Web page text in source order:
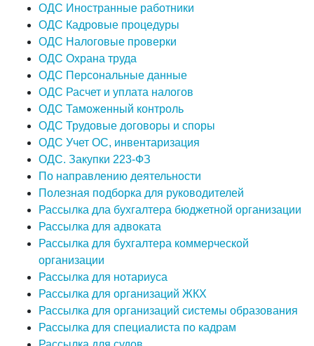
ОДС Иностранные работники
ОДС Кадровые процедуры
ОДС Налоговые проверки
ОДС Охрана труда
ОДС Персональные данные
ОДС Расчет и уплата налогов
ОДС Таможенный контроль
ОДС Трудовые договоры и споры
ОДС Учет ОС, инвентаризация
ОДС. Закупки 223-ФЗ
По направлению деятельности
Полезная подборка для руководителей
Рассылка дла бухгалтера бюджетной организации
Рассылка для адвоката
Рассылка для бухгалтера коммерческой
организации
Рассылка для нотариуса
Рассылка для организаций ЖКХ
Рассылка для организаций системы образования
Рассылка для специалиста по кадрам